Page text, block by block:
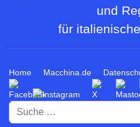
und
für
Home Macchina.de
Suchen